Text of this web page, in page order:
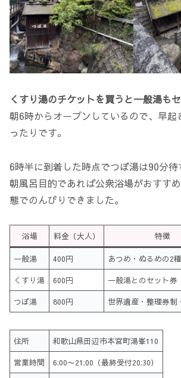
くすり湯のチケットを買うと一般湯も
朝6時からオープンしているので、早起
ったりです。
6時半に到着した時点でつぼ湯は90分待
朝風呂目的であれば公衆浴場がおすす
態でのんびりできました。
浴場 料金（大人） 特徴
一般湯 400円 あつめ・ぬるめの2
くすり湯 600円 一般湯とのセット券
つぼ湯 800円 世界遺産・整理券制
住所 和歌山県田辺市本宮町湯峯110
営業時間 6:00〜21:00（最終受付20:30）